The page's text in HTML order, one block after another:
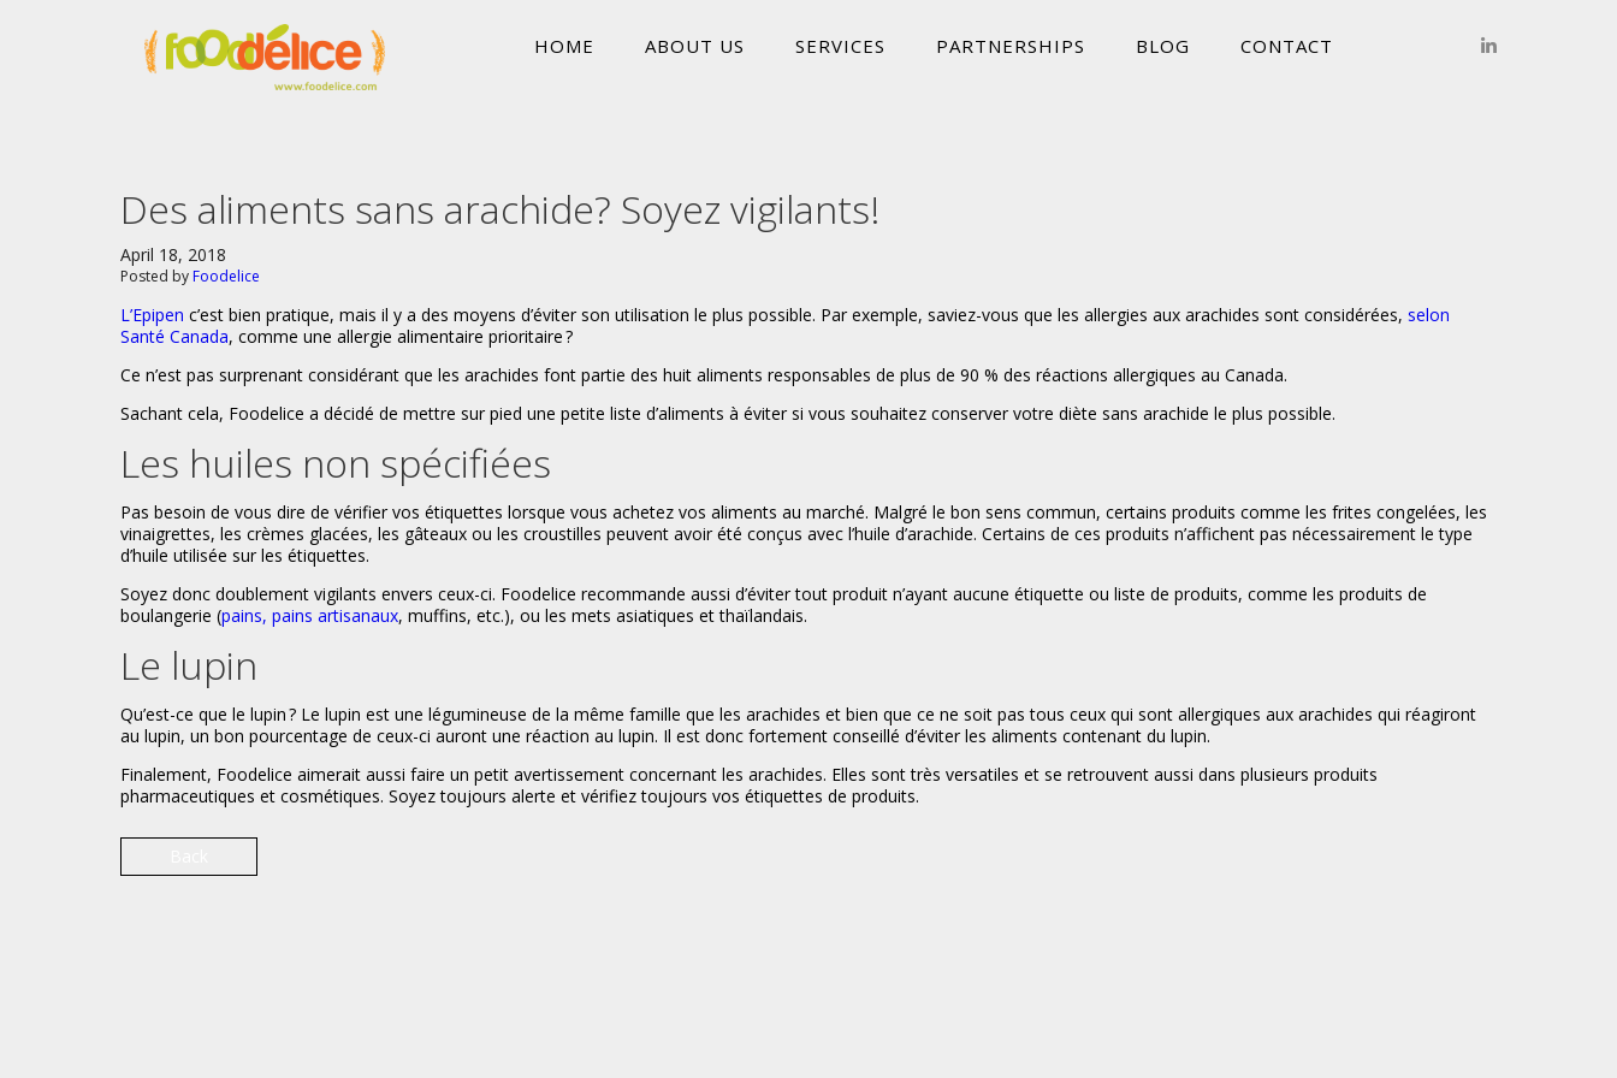
HOME ABOUT US SERVICES PARTNERSHIPS BLOG CONTACT
Des aliments sans arachide? Soyez vigilants!
April 18, 2018
Posted by Foodelice
L’Epipen c’est bien pratique, mais il y a des moyens d’éviter son utilisation le plus possible. Par exemple, saviez-vous que les allergies aux arachides sont considérées, selon
Santé Canada, comme une allergie alimentaire prioritaire ?
Ce n’est pas surprenant considérant que les arachides font partie des huit aliments responsables de plus de 90 % des réactions allergiques au Canada.
Sachant cela, Foodelice a décidé de mettre sur pied une petite liste d’aliments à éviter si vous souhaitez conserver votre diète sans arachide le plus possible.
Les huiles non spécifiées
Pas besoin de vous dire de vérifier vos étiquettes lorsque vous achetez vos aliments au marché. Malgré le bon sens commun, certains produits comme les frites congelées, les
vinaigrettes, les crèmes glacées, les gâteaux ou les croustilles peuvent avoir été conçus avec l’huile d’arachide. Certains de ces produits n’affichent pas nécessairement le type
d’huile utilisée sur les étiquettes.
Soyez donc doublement vigilants envers ceux-ci. Foodelice recommande aussi d’éviter tout produit n’ayant aucune étiquette ou liste de produits, comme les produits de
boulangerie (pains, pains artisanaux, muffins, etc.), ou les mets asiatiques et thaïlandais.
Le lupin
Qu’est-ce que le lupin ? Le lupin est une légumineuse de la même famille que les arachides et bien que ce ne soit pas tous ceux qui sont allergiques aux arachides qui réagiront
au lupin, un bon pourcentage de ceux-ci auront une réaction au lupin. Il est donc fortement conseillé d’éviter les aliments contenant du lupin.
Finalement, Foodelice aimerait aussi faire un petit avertissement concernant les arachides. Elles sont très versatiles et se retrouvent aussi dans plusieurs produits
pharmaceutiques et cosmétiques. Soyez toujours alerte et vérifiez toujours vos étiquettes de produits.